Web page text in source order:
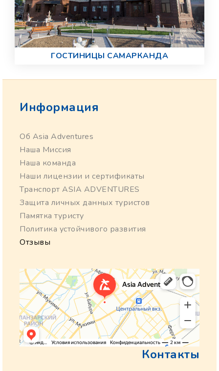
ГОСТИНИЦЫ САМАРКАНДА
Информация
Об Asia Adventures
Наша Миссия
Наша команда
Наши лицензии и сертификаты
Транспорт ASIA ADVENTURES
Защита личных данных туристов
Памятка туристу
Политика устойчивого развития
Отзывы
Контакты